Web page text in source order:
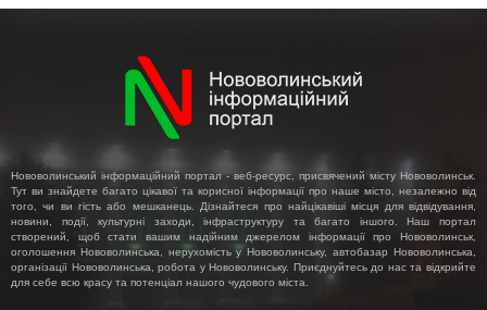
Нововолинський інформаційний портал - веб-ресурс, присвячений місту Нововолинськ.
Тут ви знайдете багато цікавої та корисної інформації про наше місто, незалежно від
того, чи ви гість або мешканець. Дізнайтеся про найцікавіші місця для відвідування,
новини, події, культурні заходи, інфраструктуру та багато іншого. Наш портал
створений, щоб стати вашим надійним джерелом інформації про Нововолинськ,
оголошення Нововолинська, нерухомість у Нововолинську, автобазар Нововолинська,
організації Нововолинська, робота у Нововолинську. Приєднуйтесь до нас та відкрийте
для себе всю красу та потенціал нашого чудового міста.